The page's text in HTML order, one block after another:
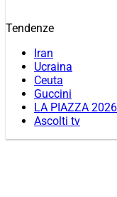
Tendenze
Iran
Ucraina
Ceuta
Guccini
LA PIAZZA 2026
Ascolti tv